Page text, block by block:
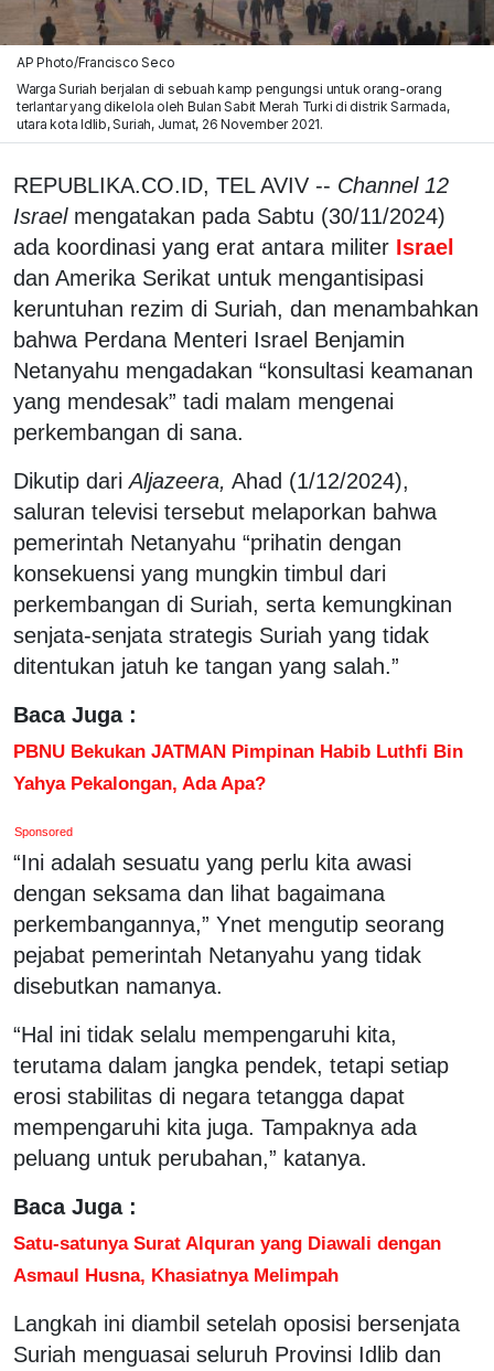
AP Photo/Francisco Seco
Warga Suriah berjalan di sebuah kamp pengungsi untuk orang-orang
terlantar yang dikelola oleh Bulan Sabit Merah Turki di distrik Sarmada,
utara kota Idlib, Suriah, Jumat, 26 November 2021.
REPUBLIKA.CO.ID, TEL AVIV -- Channel 12
Israelmengatakan pada Sabtu (30/11/2024)
ada koordinasi yang erat antara militer Israel
dan Amerika Serikat untuk mengantisipasi
keruntuhan rezim di Suriah, dan menambahkan
bahwa Perdana Menteri Israel Benjamin
Netanyahu mengadakan “konsultasi keamanan
yang mendesak” tadi malam mengenai
perkembangan di sana.
Dikutip dariAljazeera, Ahad (1/12/2024),
saluran televisi tersebut melaporkan bahwa
pemerintah Netanyahu “prihatin dengan
konsekuensi yang mungkin timbul dari
perkembangan di Suriah, serta kemungkinan
senjata-senjata strategis Suriah yang tidak
ditentukan jatuh ke tangan yang salah.”
Baca Juga :
PBNU Bekukan JATMAN Pimpinan Habib Luthfi Bin
Yahya Pekalongan, Ada Apa?
Sponsored
“Ini adalah sesuatu yang perlu kita awasi
dengan seksama dan lihat bagaimana
perkembangannya,” Ynet mengutip seorang
pejabat pemerintah Netanyahu yang tidak
disebutkan namanya.
“Hal ini tidak selalu mempengaruhi kita,
terutama dalam jangka pendek, tetapi setiap
erosi stabilitas di negara tetangga dapat
mempengaruhi kita juga. Tampaknya ada
peluang untuk perubahan,” katanya.
Baca Juga :
Satu-satunya Surat Alquran yang Diawali dengan
Asmaul Husna, Khasiatnya Melimpah
Langkah ini diambil setelah oposisi bersenjata
Suriah menguasai seluruh Provinsi Idlib dan